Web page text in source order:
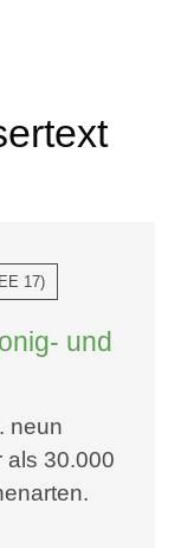
17)
und
neun
als 30.000